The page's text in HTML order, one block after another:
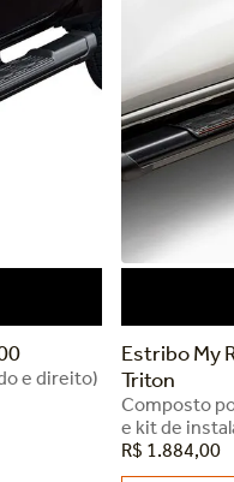
e direito)
Estribo My
Triton
Composto
e kit de
R$ 1.884,00